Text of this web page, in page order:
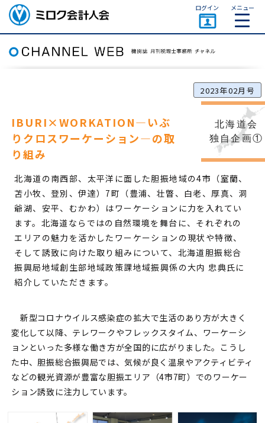
ミロク会計人会 MIROKU
ACCOUNTING PERSON
ASSOCIATION
ログイン メニュー
北海道会
独自企画①
2023年02月号
IBURI×WORKATION―いぶ
りクロスワーケーション―の取
り組み
北海道の南西部、太平洋に面した胆振地域の4市（室蘭、
苫小牧、登別、伊達）7町（豊浦、壮瞥、白老、厚真、洞
爺湖、安平、むかわ）はワーケーションに力を入れてい
ます。北海道ならではの自然環境を舞台に、それぞれの
エリアの魅力を活かしたワーケーションの現状や特徴、
そして誘致に向けた取り組みについて、北海道胆振総合
振興局地域創生部地域政策課地域振興係の大内 忠典氏に
紹介していただきます。
新型コロナウイルス感染症の拡大で生活のあり方が大きく
変化して以降、テレワークやフレックスタイム、ワーケーシ
ョンといった多様な働き方が全国的に広がりました。こうし
た中、胆振総合振興局では、気候が良く温泉やアクティビティ
などの観光資源が豊富な胆振エリア（4市7町）でのワーケー
ション誘致に注力しています。